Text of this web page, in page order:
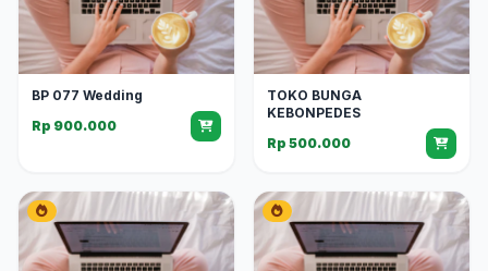
BP 077 Wedding
Rp 900.000
TOKO BUNGA
KEBONPEDES
Rp 500.000